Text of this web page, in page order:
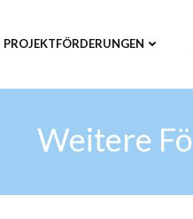
PROJEKTFÖRDERUNGEN
Weitere